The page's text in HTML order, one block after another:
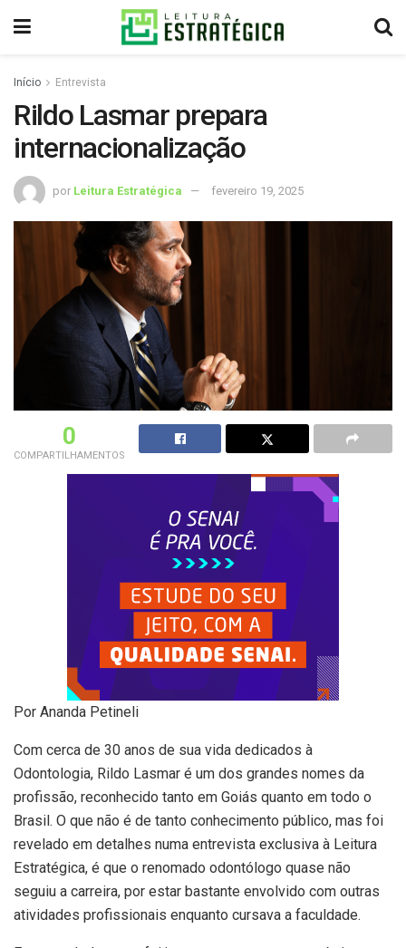
Início Entrevista
Rildo Lasmar prepara
internacionalização
por Leitura Estratégica fevereiro 19, 2025
0
COMPARTILHAMENTOS
Por Ananda Petineli
Com cerca de 30 anos de sua vida dedicados à
Odontologia, Rildo Lasmar é um dos grandes nomes da
profissão, reconhecido tanto em Goiás quanto em todo o
Brasil. O que não é de tanto conhecimento público, mas foi
revelado em detalhes numa entrevista exclusiva à Leitura
Estratégica, é que o renomado odontólogo quase não
seguiu a carreira, por estar bastante envolvido com outras
atividades profissionais enquanto cursava a faculdade.